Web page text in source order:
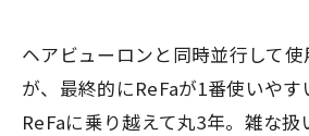
ヘアビューロンと同時並行して
が、最終的にReFaが1番使いや
ReFaに乗り越えて丸3年。雑な扱